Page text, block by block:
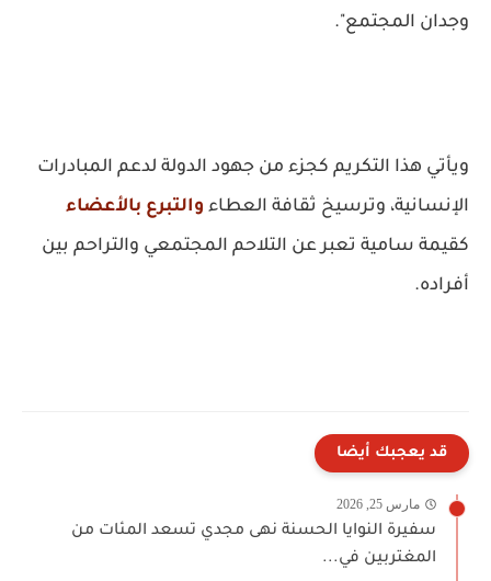
وجدان المجتمع".
ويأتي هذا التكريم كجزء من جهود الدولة لدعم المبادرات
الإنسانية، وترسيخ ثقافة العطاء والتبرع بالأعضاء
كقيمة سامية تعبر عن التلاحم المجتمعي والتراحم بين
أفراده.
قد يعجبك أيضا
مارس 25, 2026
سفيرة النوايا الحسنة نهى مجدي تسعد المئات من
المغتربين في...